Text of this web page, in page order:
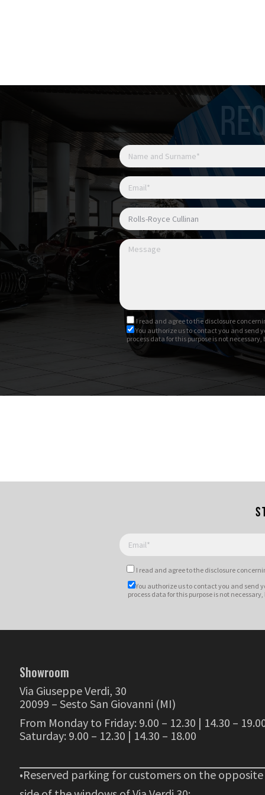
Cerchi da 23”
Sedili anteriori con
Sedili anteriori ventilati
Tetto in vetro
Tetto panoramico ad
Lounge Seat posteriori
Configurazione Rear
integrati)
Cuscini comfort
Riscaldamento esteso
Unico Proprietario
Iva esposta
I read and agree tothe disclosure
You authorize us to contact you and
process data for this purpose is not
I read and agree tothe disclosure
You authorize us to contact you and
process data for this purpose is not
Showroom
Via Giuseppe Verdi, 30
20099 – Sesto San Giovanni (MI)
From Monday to Friday: 9.00 – 12.30 | 14.30 –
Saturday: 9.00 – 12.30 | 14.30 – 18.00
•Reserved parking for customers on the opposite